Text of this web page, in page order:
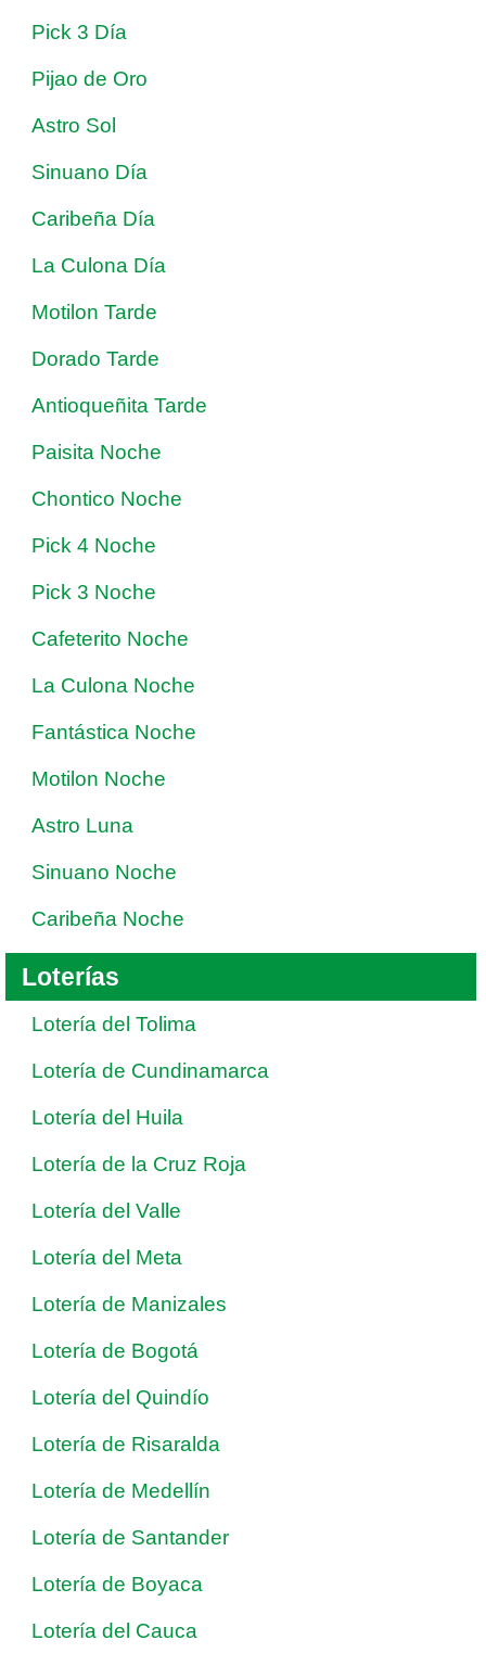
Pick 3 Día
Pijao de Oro
Astro Sol
Sinuano Día
Caribeña Día
La Culona Día
Motilon Tarde
Dorado Tarde
Antioqueñita Tarde
Paisita Noche
Chontico Noche
Pick 4 Noche
Pick 3 Noche
Cafeterito Noche
La Culona Noche
Fantástica Noche
Motilon Noche
Astro Luna
Sinuano Noche
Caribeña Noche
Loterías
Lotería del Tolima
Lotería de Cundinamarca
Lotería del Huila
Lotería de la Cruz Roja
Lotería del Valle
Lotería del Meta
Lotería de Manizales
Lotería de Bogotá
Lotería del Quindío
Lotería de Risaralda
Lotería de Medellín
Lotería de Santander
Lotería de Boyaca
Lotería del Cauca